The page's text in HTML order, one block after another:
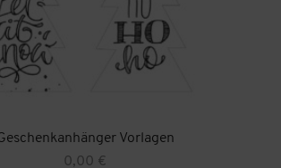
Vorlagen
0,00 €